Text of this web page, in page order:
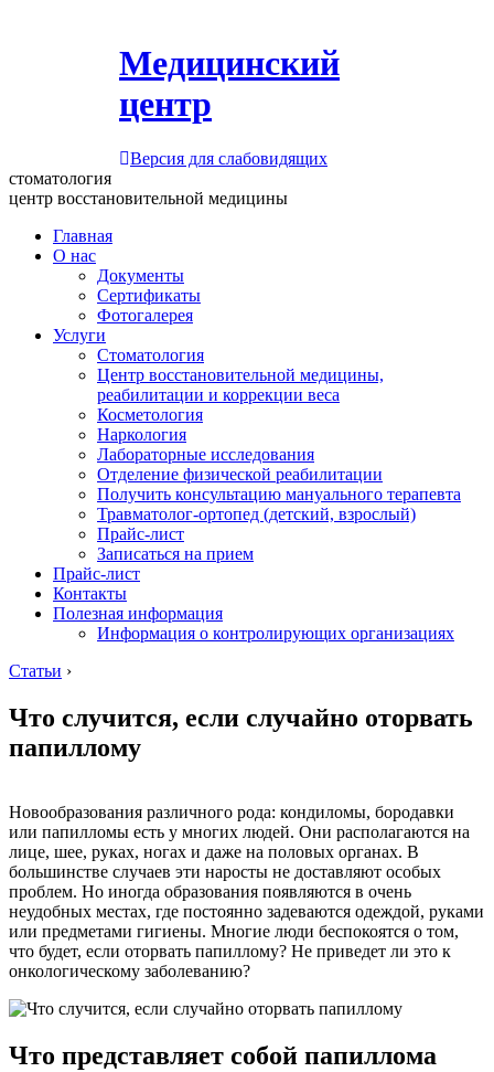
Медицинский
центр
Версия для слабовидящих
стоматология
центр восстановительной медицины
Главная
О нас
Документы
Сертификаты
Фотогалерея
Услуги
Стоматология
Центр восстановительной медицины,
реабилитации и коррекции веса
Косметология
Наркология
Лабораторные исследования
Отделение физической реабилитации
Получить консультацию мануального терапевта
Травматолог-ортопед (детский, взрослый)
Прайс-лист
Записаться на прием
Прайс-лист
Контакты
Полезная информация
Информация о контролирующих организациях
Статьи ›
Что случится, если случайно оторвать
папиллому
Новообразования различного рода: кондиломы, бородавки
или папилломы есть у многих людей. Они располагаются на
лице, шее, руках, ногах и даже на половых органах. В
большинстве случаев эти наросты не доставляют особых
проблем. Но иногда образования появляются в очень
неудобных местах, где постоянно задеваются одеждой, руками
или предметами гигиены. Многие люди беспокоятся о том,
что будет, если оторвать папиллому? Не приведет ли это к
онкологическому заболеванию?
Что представляет собой папиллома